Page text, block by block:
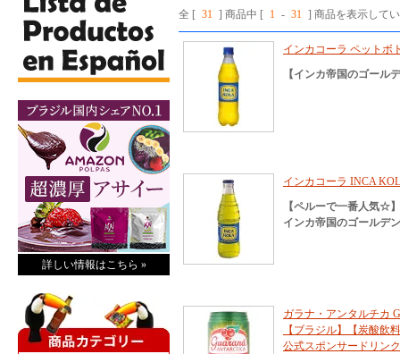
詳しい情報はこちら »
全 [ 31 ] 商品中 [ 1 - 31 ] 商品を表示して
インカコーラ ペットボ
【インカ帝国のゴール
インカコーラ INCA
【ペルーで一番人気☆】
インカ帝国のゴールデ
ガラナ・アンタルチカ
【ブラジル】【炭酸飲
公式スポンサードリン